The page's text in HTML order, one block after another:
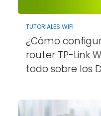
TUTORIALES WIFI
¿Cómo
router TP-Link
todo sobre los